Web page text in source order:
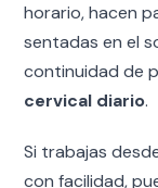
horario, hacen
sentadas en el
continuidad de
cervical diario.
Si trabajas
con facilidad,